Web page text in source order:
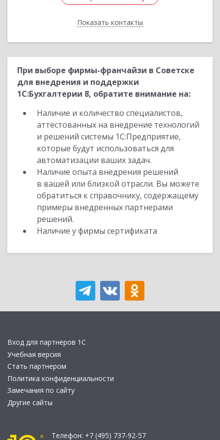
Показать контакты
Назад
При выборе фирмы-франчайзи в Советске
для внедрения и поддержки
1С:Бухгалтерии 8, обратите внимание на:
Наличие и количество специалистов,
аттестованных на внедрение технологий
и решений системы 1С:Предприятие,
которые будут использоваться для
автоматизации ваших задач.
Наличие опыта внедрения решений
в вашей или близкой отрасли. Вы можете
обратиться к справочнику, содержащему
примеры внедренных партнерами
решений.
Наличие у фирмы сертификата
Вход для партнеров 1С
Учебная версия
Стать партнером
Политика конфиденциальности
Замечания по сайту
Другие сайты
Телефон: +7 (495) 737-92-57